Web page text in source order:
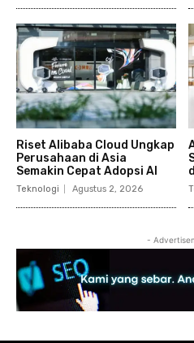
Riset Alibaba Cloud Ungkap
Perusahaan di Asia
Semakin Cepat Adopsi AI
Teknologi Agustus 2, 2026
-